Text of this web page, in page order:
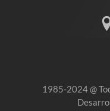
1985-2024 @